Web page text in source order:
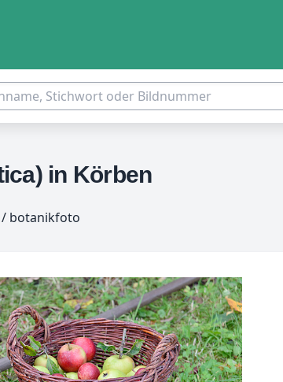
in Körben
/ botanikfoto